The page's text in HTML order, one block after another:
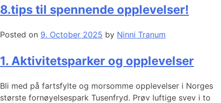
8.tips til spennende opplevelser!
Posted on 9. October 2025 by Ninni Tranum
1. Aktivitetsparker og opplevelser
Bli med på fartsfylte og morsomme opplevelser i Norges
største fornøyelsespark Tusenfryd. Prøv luftige svev i to